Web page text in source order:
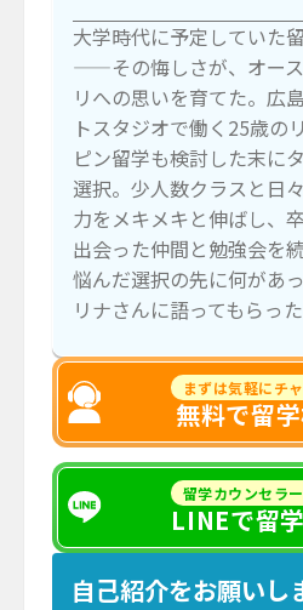
大学時代に予定していた
——その悔しさが、オー
リへの思いを育てた。広
トスタジオで働く25歳の
ピン留学も検討した末に
選択。少人数クラスと日
力をメキメキと伸ばし、
出会った仲間と勉強会を
悩んだ選択の先に何があ
リナさんに語ってもらった
まずは気軽にチ
無料で留
留学カウンセラ
LINEで留
自己紹介をお願いし